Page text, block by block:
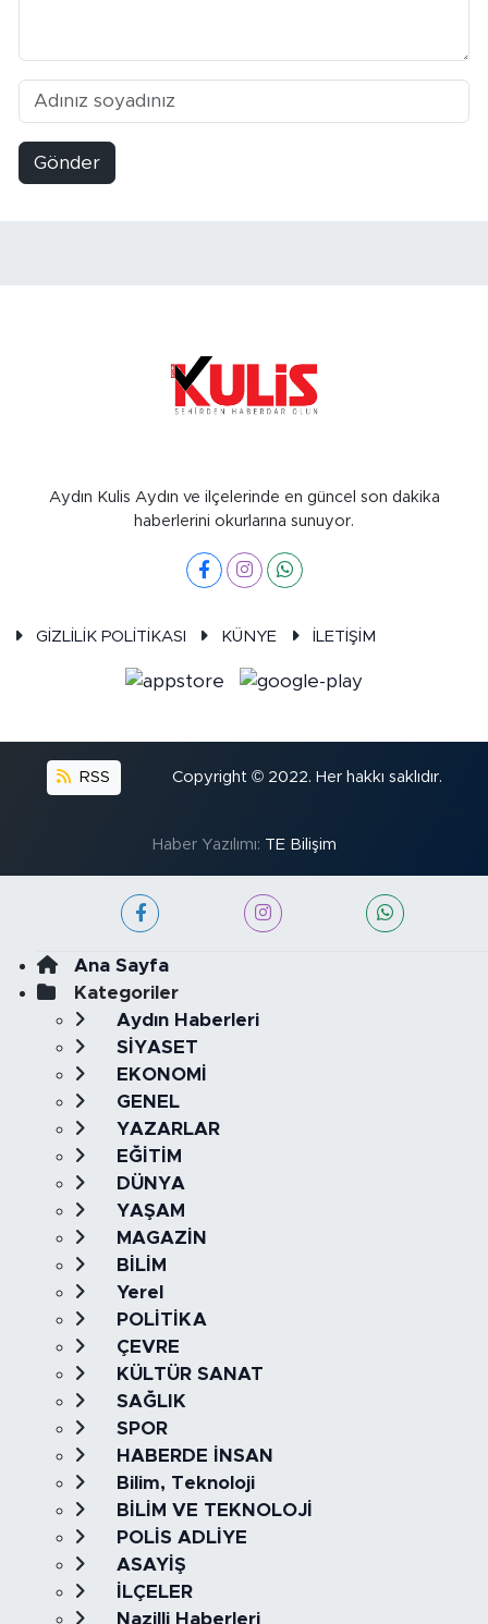
Gönder
Aydın Kulis Aydın ve ilçelerinde en güncel son dakika
haberlerini okurlarına sunuyor.
GİZLİLİK POLİTİKASI KÜNYE İLETİŞİM
RSS Copyright © 2022. Her hakkı saklıdır.
Haber Yazılımı: TE Bilişim
Ana Sayfa
Kategoriler
Aydın Haberleri
SİYASET
EKONOMİ
GENEL
YAZARLAR
EĞİTİM
DÜNYA
YAŞAM
MAGAZİN
BİLİM
Yerel
POLİTİKA
ÇEVRE
KÜLTÜR SANAT
SAĞLIK
SPOR
HABERDE İNSAN
Bilim, Teknoloji
BİLİM VE TEKNOLOJİ
POLİS ADLİYE
ASAYİŞ
İLÇELER
Nazilli Haberleri